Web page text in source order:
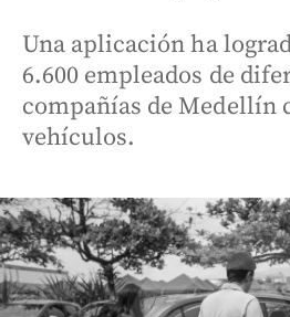
Una aplicación ha
6.600 empleados de
compañías de Medellín
vehículos.